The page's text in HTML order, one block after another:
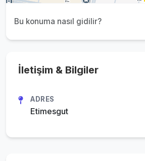
Bu konuma nasıl gidilir?
İletişim & Bilgiler
ADRES
Etimesgut